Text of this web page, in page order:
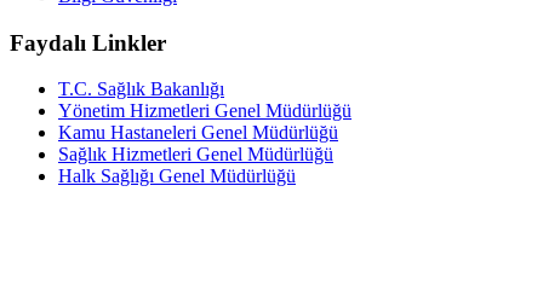
Faydalı Linkler
T.C. Sağlık Bakanlığı
Yönetim Hizmetleri Genel Müdürlüğü
Kamu Hastaneleri Genel Müdürlüğü
Sağlık Hizmetleri Genel Müdürlüğü
Halk Sağlığı Genel Müdürlüğü